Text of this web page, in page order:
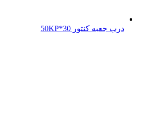
درب جعبه کنتور 50KP*30